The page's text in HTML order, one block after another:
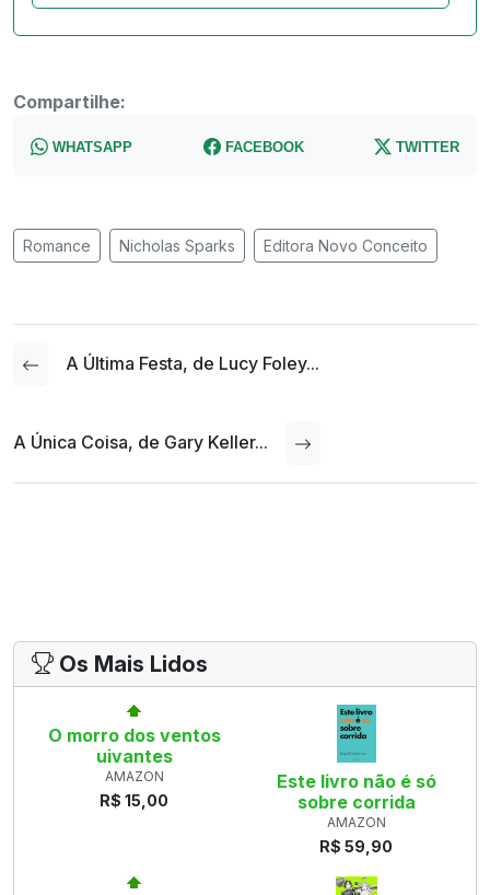
Compartilhe:
WHATSAPP FACEBOOK TWITTER
Romance Nicholas Sparks Editora Novo Conceito
A Última Festa, de Lucy Foley...
A Única Coisa, de Gary Keller...
Os Mais Lidos
O morro dos ventos
uivantes
AMAZON
R$ 15,00
Este livro não é só
sobre corrida
AMAZON
R$ 59,90